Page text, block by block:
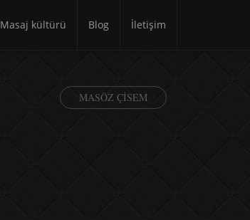
Masaj kültürü Blog İletişim
MASÖZ ÇISEM